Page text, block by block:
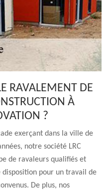
RAVALEMENT DE
À
?
exerçant dans la ville de
notre société LRC
de ravaleurs qualifiés et
pour un travail de
De plus, nos